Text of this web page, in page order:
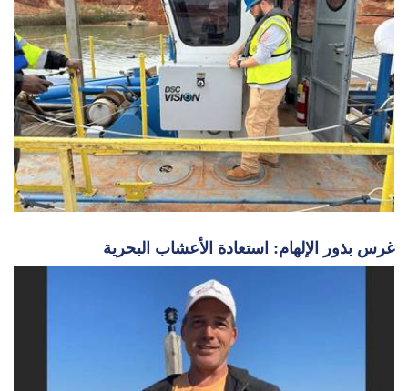
غرس بذور الإلهام: استعادة الأعشاب البحرية